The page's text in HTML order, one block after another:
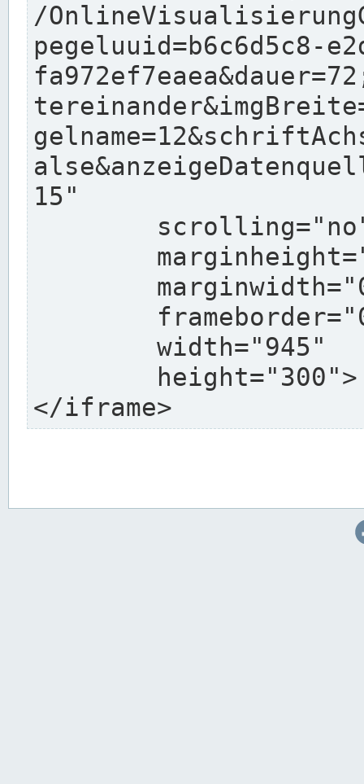
/
pegeluuid=b6c6d5c8-
15"
</iframe>